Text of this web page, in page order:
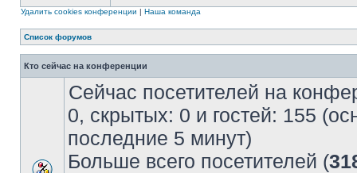
Удалить cookies конференции | Наша команда
Список форумов
Кто сейчас на конференции
Сейчас посетителей на
0, скрытых: 0 и гостей: 155
последние 5 минут)
Больше всего посетителей (